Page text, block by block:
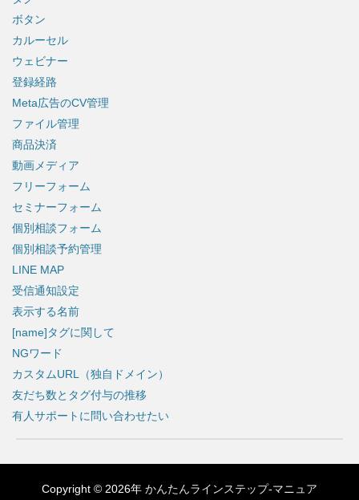
ボタン
カルーセル
ウェビナー
登録経路
Meta広告のCV管理
ファイル管理
商品決済
動画メディア
フリーフォーム
セミナーフォーム
個別相談フォーム
個別相談予約管理
LINE MAP
受信通知設定
表示する名前
[name]タグに関して
NGワード
カスタムURL（独自ドメイン）
友だち数とタグ付与の推移
有人サポートに問い合わせたい
Copyright © 2026年 かんたんラインステップ-マニュア